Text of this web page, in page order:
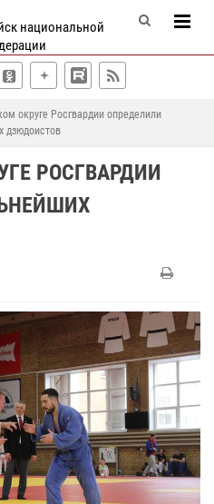
национальной
округе Росгвардии определили
дзюдоистов
РОСГВАРДИИ